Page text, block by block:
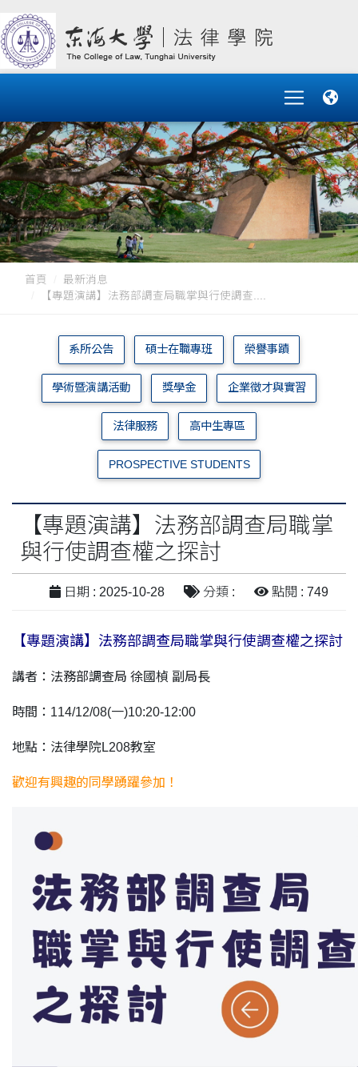
首頁
最新消息
【專題演講】法務部調查局職掌與行使調查....
系所公告 碩士在職專班 榮譽事蹟
學術暨演講活動 獎學金 企業徵才與實習
法律服務 高中生專區
PROSPECTIVE STUDENTS
【專題演講】法務部調查局職掌
與行使調查權之探討
日期 : 2025-10-28 分類 : 點閱 : 749
【專題演講】法務部調查局職掌與行使調查權之探討
講者：法務部調查局 徐國楨 副局長
時間：114/12/08(一)10:20-12:00
地點：法律學院L208教室
歡迎有興趣的同學踴躍參加！